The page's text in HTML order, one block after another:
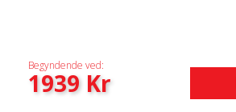
Begyndende ved:
1939Kr